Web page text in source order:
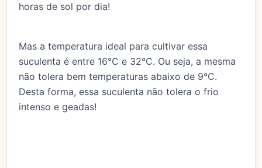
horas de sol por dia!
Mas a temperatura ideal para cultivar essa
suculenta é entre 16°C e 32°C. Ou seja, a mesma
não tolera bem temperaturas abaixo de 9°C.
Desta forma, essa suculenta não tolera o frio
intenso e geadas!